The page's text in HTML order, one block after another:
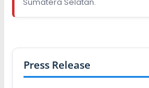
Press Release